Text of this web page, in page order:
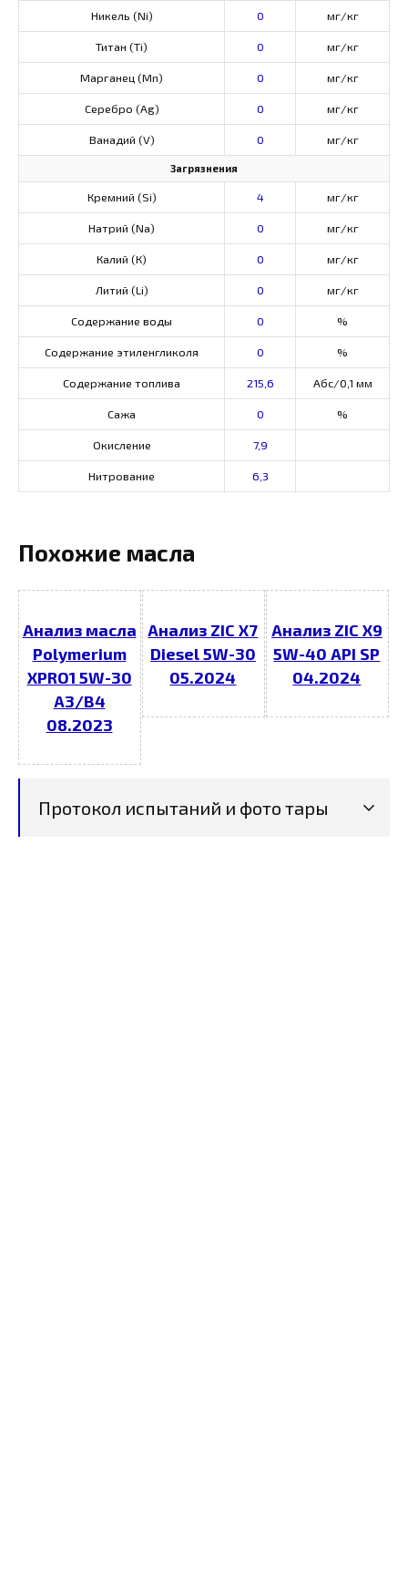
Никель (Ni) 0 мг/кг
Титан (Ti) 0 мг/кг
Марганец (Mn) 0 мг/кг
Серебро (Ag) 0 мг/кг
Ванадий (V) 0 мг/кг
Загрязнения
Кремний (Si) 4 мг/кг
Натрий (Na) 0 мг/кг
Калий (К) 0 мг/кг
Литий (Li) 0 мг/кг
Содержание воды 0 %
Содержание этиленгликоля 0 %
Содержание топлива 215,6 Абс/0,1 мм
Сажа 0 %
Окисление 7,9
Нитрование 6,3
Похожие масла
Анализ масла
Polymerium
XPRO1 5W-30
A3/B4
08.2023
Анализ ZIC X7
Diesel 5W-30
05.2024
Анализ ZIC X9
5W-40 API SP
04.2024
Протокол испытаний и фото тары